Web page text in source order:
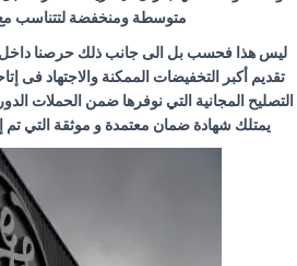
متوسطة ومنخفضة لتتناسب
ليس هذا فحسب بل الى جانب ذلك حرصنا داخل
تقديم أكبر التخفيضات الممكنة والاجتهاد فى
التصليح المجانية التي نوفرها ضمن الحملات
يمتلك شهادة ضمان معتمدة و موثقة التي تم